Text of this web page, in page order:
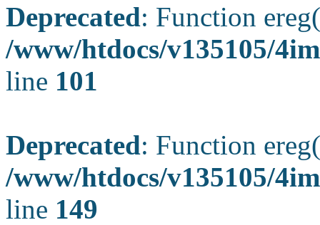
Deprecated: Function
/www/htdocs/v135105/
line 101
Deprecated: Function
/www/htdocs/v135105/
line 149